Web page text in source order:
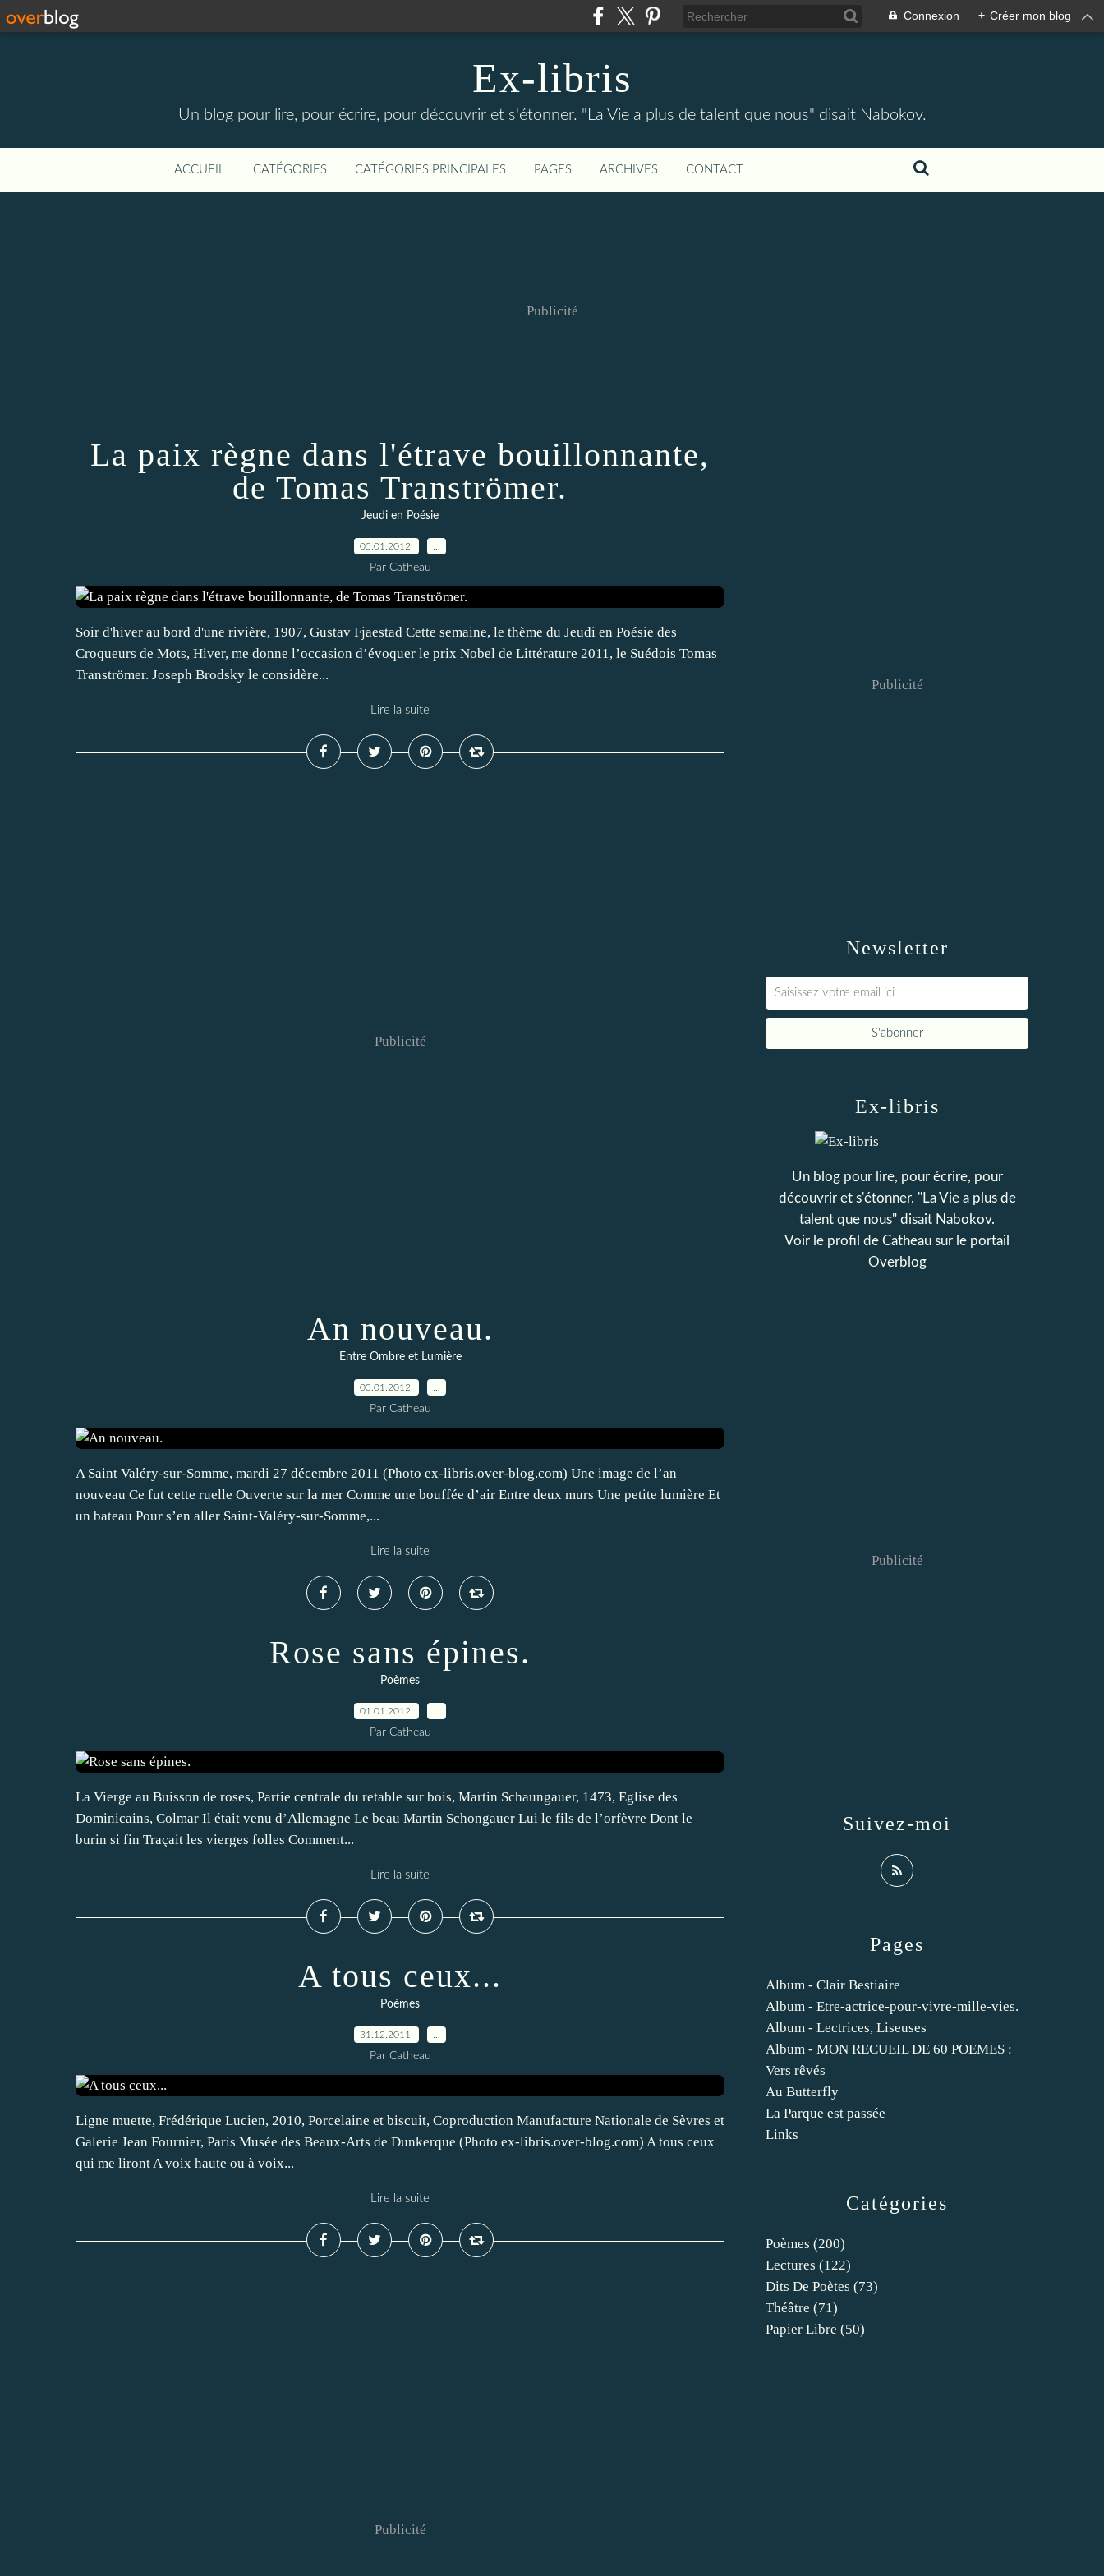
Connexion + Créer mon blog
Ex-libris
Un blog pour lire, pour écrire, pour découvrir et s'étonner. "La Vie a plus de talent que nous" disait Nabokov.
ACCUEIL CATÉGORIES CATÉGORIES PRINCIPALES PAGES ARCHIVES CONTACT
Publicité
La paix règne dans l'étrave bouillonnante,
de Tomas Tranströmer.
Jeudi en Poésie
05.01.2012
Par Catheau
Soir d'hiver au bord d'une rivière, 1907, Gustav Fjaestad Cette semaine, le thème du Jeudi en Poésie des
Croqueurs de Mots, Hiver, me donne l’occasion d’évoquer le prix Nobel de Littérature 2011, le Suédois Tomas
Tranströmer. Joseph Brodsky le considère...
Lire la suite
Publicité
An nouveau.
Entre Ombre et Lumière
03.01.2012
Par Catheau
A Saint Valéry-sur-Somme, mardi 27 décembre 2011 (Photo ex-libris.over-blog.com) Une image de l’an
nouveau Ce fut cette ruelle Ouverte sur la mer Comme une bouffée d’air Entre deux murs Une petite lumière Et
un bateau Pour s’en aller Saint-Valéry-sur-Somme,...
Lire la suite
Rose sans épines.
Poèmes
01.01.2012
Par Catheau
La Vierge au Buisson de roses, Partie centrale du retable sur bois, Martin Schaungauer, 1473, Eglise des
Dominicains, Colmar Il était venu d’Allemagne Le beau Martin Schongauer Lui le fils de l’orfèvre Dont le
burin si fin Traçait les vierges folles Comment...
Lire la suite
A tous ceux...
Poèmes
31.12.2011
Par Catheau
Ligne muette, Frédérique Lucien, 2010, Porcelaine et biscuit, Coproduction Manufacture Nationale de Sèvres et
Galerie Jean Fournier, Paris Musée des Beaux-Arts de Dunkerque (Photo ex-libris.over-blog.com) A tous ceux
qui me liront A voix haute ou à voix...
Lire la suite
Publicité
Newsletter
Publicité
Catégories
Poèmes (200)
Lectures (122)
Dits De Poètes (73)
Théâtre (71)
Papier Libre (50)
Pages
Album - Clair Bestiaire
Album - Etre-actrice-pour-vivre-mille-vies.
Album - Lectrices, Liseuses
Album - MON RECUEIL DE 60 POEMES :
Vers rêvés
Au Butterfly
La Parque est passée
Links
Ex-libris
Un blog pour lire, pour écrire, pour
découvrir et s'étonner. "La Vie a plus de
talent que nous" disait Nabokov.
Voir le profil de Catheau sur le portail
Overblog
Suivez-moi
Publicité